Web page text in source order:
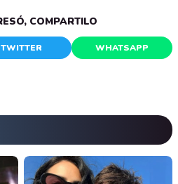
COMPARTILO
TWITTER WHATSAPP